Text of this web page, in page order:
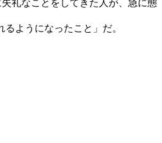
礼なことをしてきた人が、急に態
ようになったこと」だ。